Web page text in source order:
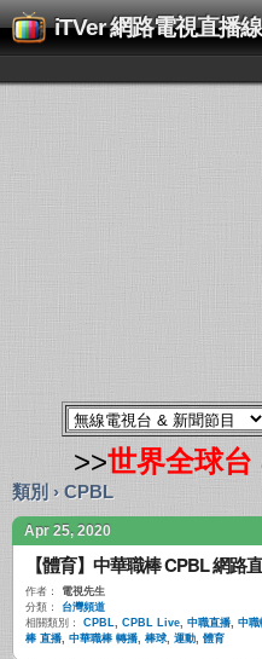
iTVer 網路電視直播
>>世界全球台
類別 › CPBL
Apr 25, 2020
【體育】中華職棒 CPBL 網路
作者：
電視先生
分類：
台灣頻道
相關類別：
CPBL, CPBL Live, 中職直播, 中職
棒 直播, 中華職棒 轉播, 棒球, 運動, 體育